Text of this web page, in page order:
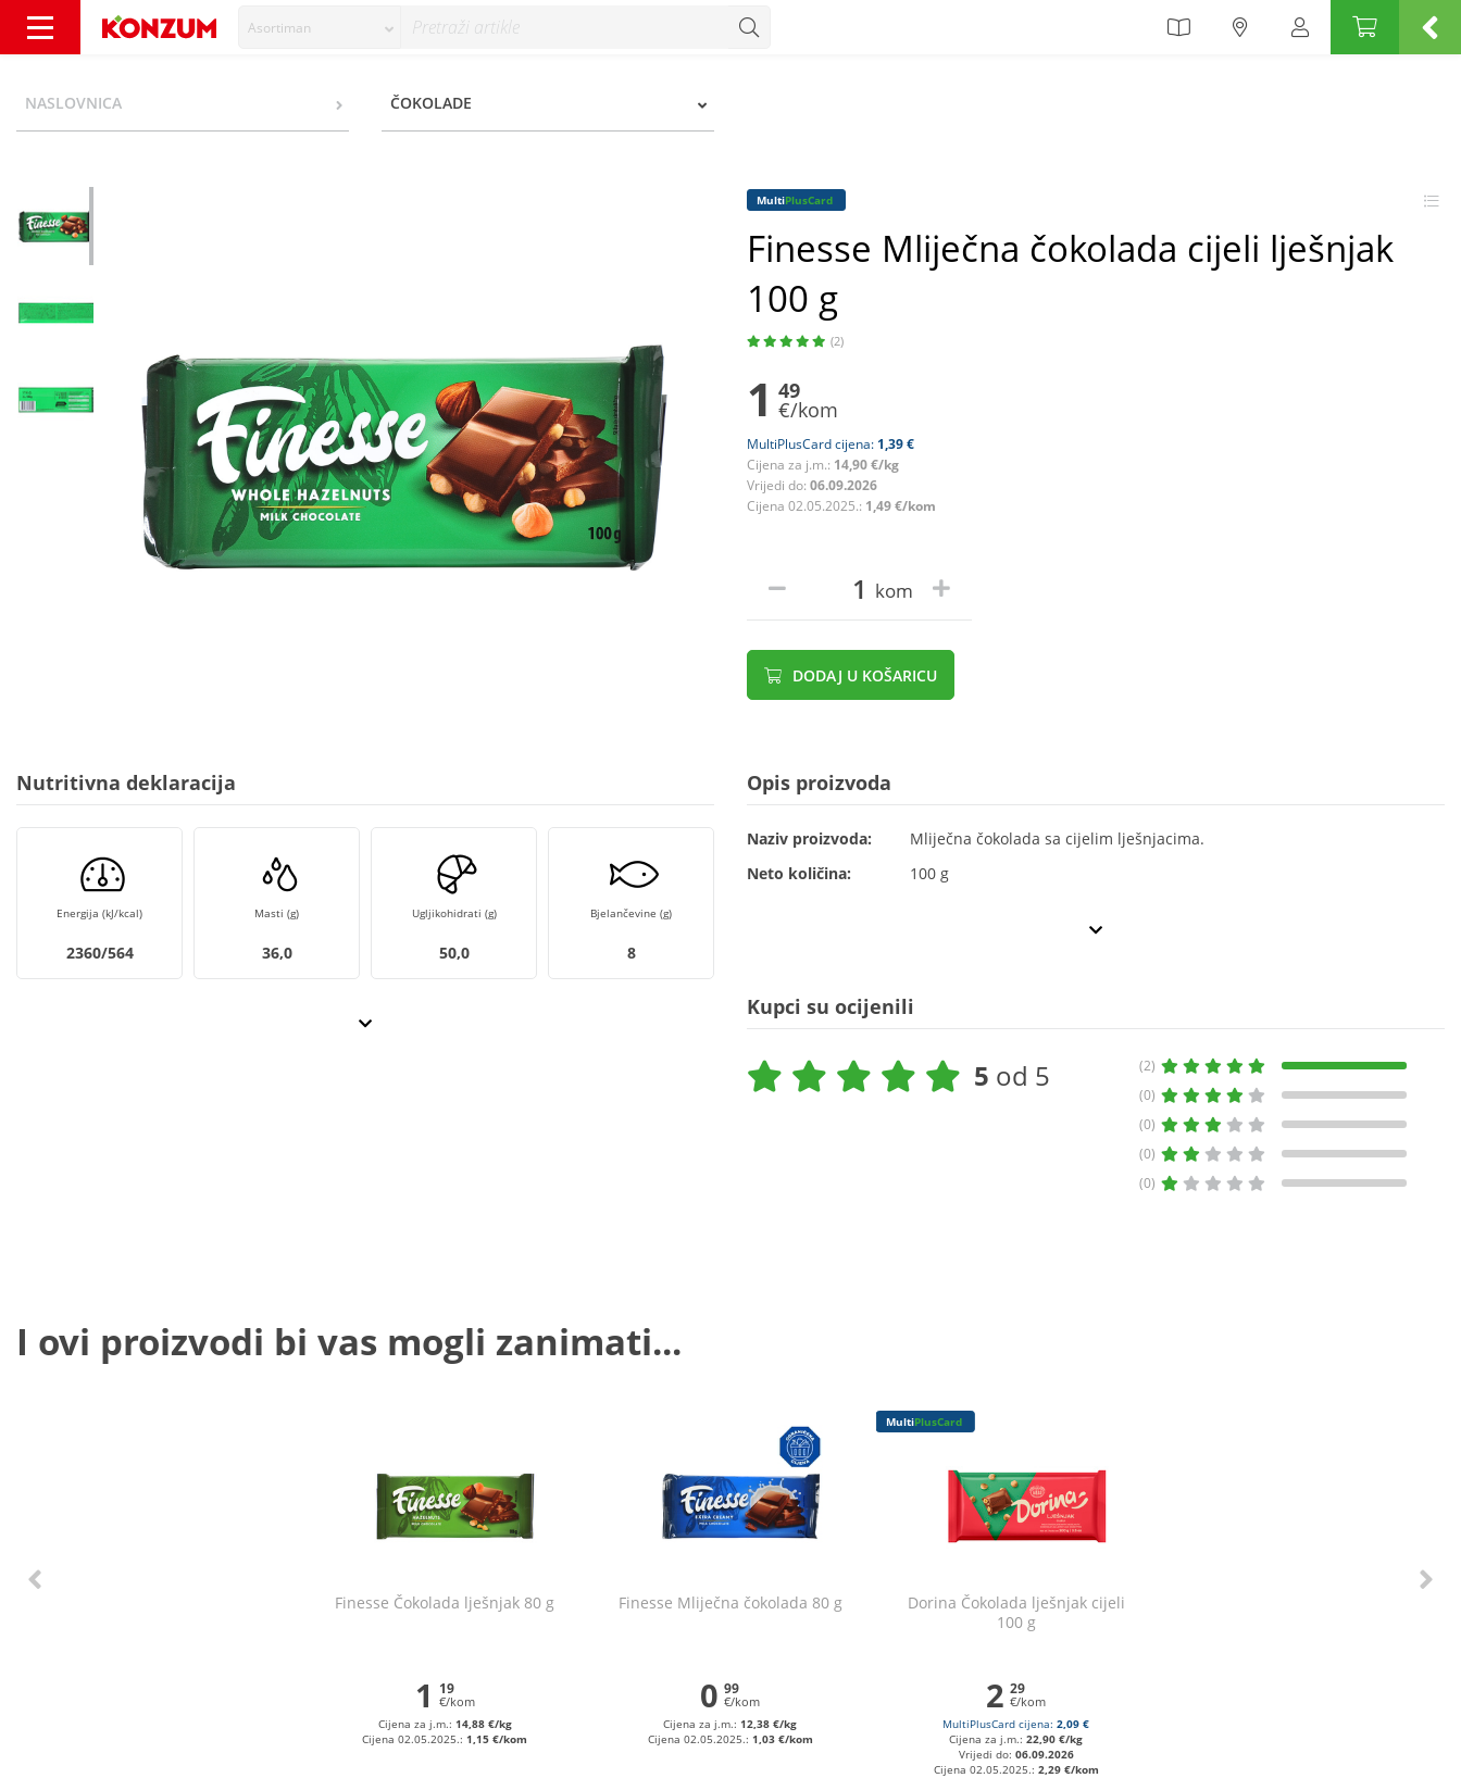
Asortiman
NASLOVNICA ČOKOLADE
MultiPlusCard
Finesse Mliječna čokolada cijeli lješnjak
100 g
(2)
1 49
€/kom
MultiPlusCard cijena: 1,39 €
Cijena za j.m.: 14,90 €/kg
Vrijedi do: 06.09.2026
Cijena 02.05.2025.: 1,49 €/kom
kom
DODAJ U KOŠARICU
Nutritivna deklaracija
Energija (kJ/kcal)
2360/564
Masti (g)
36,0
Ugljikohidrati (g)
50,0
Bjelančevine (g)
8
Opis proizvoda
Naziv proizvoda:
Mliječna čokolada sa cijelim lješnjacima.
Neto količina:
100 g
Kupci su ocijenili
5 od 5
(2)
(0)
(0)
(0)
(0)
I ovi proizvodi bi vas mogli zanimati...
Finesse Čokolada lješnjak 80 g
1 19
€/kom
Cijena za j.m.: 14,88 €/kg
Cijena 02.05.2025.:1,15 €/kom
Finesse Mliječna čokolada 80 g
0 99
€/kom
Cijena za j.m.:12,38 €/kg
Cijena 02.05.2025.: 1,03 €/kom
MultiPlusCard
Dorina Čokolada lješnjak cijeli
100 g
2 29
€/kom
MultiPlusCard cijena:2,09 €
Cijena za j.m.:22,90 €/kg
Vrijedi do: 06.09.2026
Cijena 02.05.2025.: 2,29 €/kom